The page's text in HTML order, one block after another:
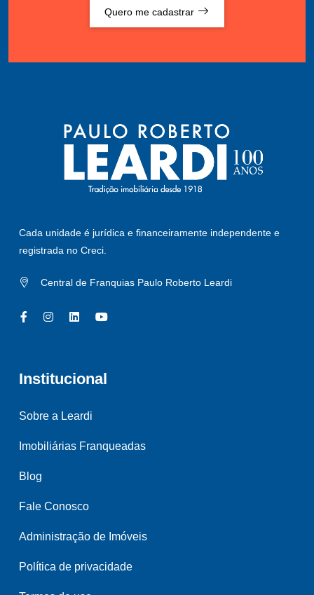
Quero me cadastrar
Cada unidade é jurídica e financeiramente independente e
registrada no Creci.
Central de Franquias Paulo Roberto Leardi
Institucional
Sobre a Leardi
Imobiliárias Franqueadas
Blog
Fale Conosco
Administração de Imóveis
Política de privacidade